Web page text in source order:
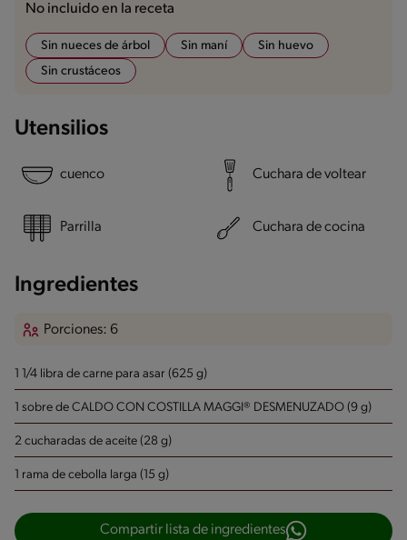
No incluido en la receta
Sin nueces de árbol Sin maní
Sin huevo
Sin crustáceos
Utensilios
cuenco Cuchara de voltear
Parrilla Cuchara de cocina
Ingredientes
Porciones: 6
1 1/4 libra de carne para asar (625 g)
1 sobre de CALDO CON COSTILLA MAGGI® DESMENUZADO (9 g)
2 cucharadas de aceite (28 g)
1 rama de cebolla larga (15 g)
Compartir lista de ingredientes